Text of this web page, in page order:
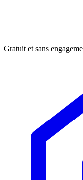
Gratuit et sans